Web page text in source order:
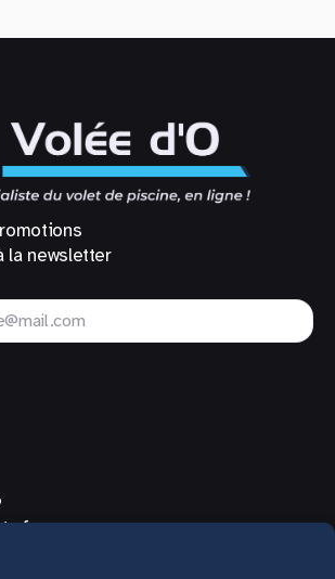
la newsletter